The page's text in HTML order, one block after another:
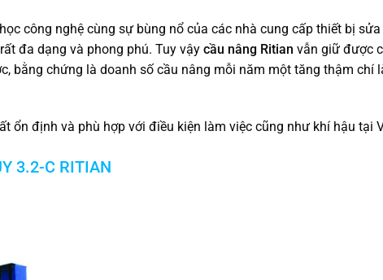
công nghệ cùng sự bùng nổ của các nhà cung cấp thiết bị
đa dạng và phong phú. Tuy vậy cầu nâng Ritian vẫn giữ được
bằng chứng là doanh số cầu nâng mỗi năm một tăng thậm chí
ổn định và phù hợp với điều kiện làm việc cũng như khí hậu tại
3.2-C RITIAN